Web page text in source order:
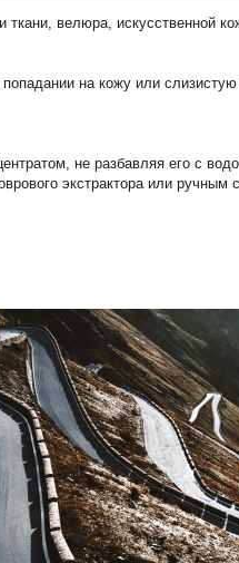
велюра, искусственной
на кожу или
не разбавляя его с
экстрактора или